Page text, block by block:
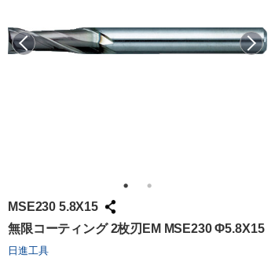
MSE230 5.8X15
無限コーティング 2枚刃EM MSE230 Φ5.8X15
日進工具